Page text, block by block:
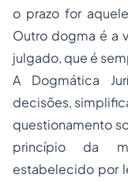
o prazo for
Outro dogma é a
julgado, que é
A Dogmática
decisões,
questionamento
princípio da
estabelecido por